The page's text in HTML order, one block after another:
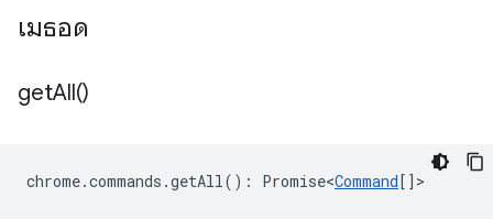
เมธอด
getAll()
chrome.commands .getAll() : Promise<Command[] >